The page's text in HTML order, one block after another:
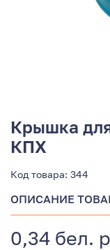
Крышка
КПХ
Код товара: 344
ОПИСАНИЕ
0,34 бел.